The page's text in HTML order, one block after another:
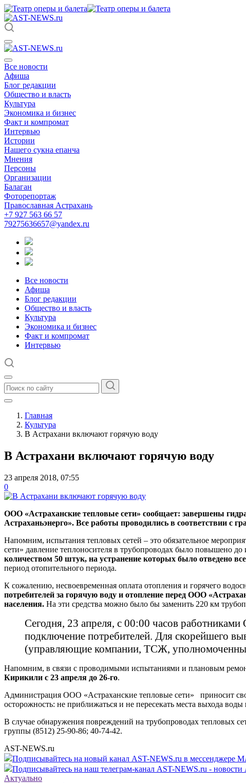
Все новости
Афиша
Блог редакции
Общество и власть
Культура
Экономика и бизнес
Факт и компромат
Интервью
Истории
Нашего сукна епанча
Мнения
Персоны
Организации
Балаган
Фоторепортаж
Православная Астрахань
+7 927 563 66 57
79275636657@yandex.ru
Все новости
Афиша
Блог редакции
Общество и власть
Культура
Экономика и бизнес
Факт и компромат
Интервью
Главная
Культура
В Астрахани включают горячую воду
В Астрахани включают горячую воду
23 апреля 2018, 07:55
0
ООО «Астраханские тепловые сети» сообщает: завершены
Астраханьэнерго». Все работы проводились в соответствии с
Напомним, испытания тепловых сетей – это обязательное
сети» давление теплоносителя в трубопроводах было повышено до
количеством 50 штук, на устранение которых было отведено
период отопительного периода.
К сожалению, несвоевременная оплата отопления и горячего
потребителей за горячую воду и отопление перед ООО
населения. На эти средства можно было бы заменить 220 км
Сегодня, 23 апреля, с 00:00 часов
подключение потребителей. Для скорейшего
(управляющие компании, ТСЖ,
Напомним, в связи с проводимыми испытаниями и плановым
Кирикили с 23 апреля до 26-го.
Администрация ООО «Астраханские тепловые сети» приносит
осторожность: не приближаться и не пересекать места выхода
В случае обнаружения повреждений на трубопроводах тепловых
группы (8512) 25-90-86; 40-74-42.
AST-NEWS.ru
Подписывайтесь на новый канал AST-NEWS.ru в мессенджере
Подписывайтесь на наш телеграм-канал AST-NEWS.ru - новости
Актуально